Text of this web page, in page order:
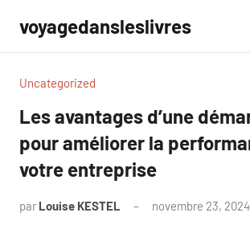
contenu
voyagedansleslivres
Uncategorized
Les avantages d’une
pour améliorer la
votre entreprise
par Louise KESTEL novembre 23, 2024